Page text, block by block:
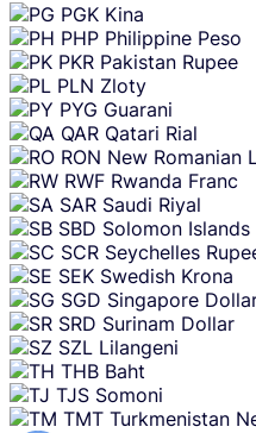
PGK Kina
PHP Philippine Peso
PKR Pakistan Rupee
PLN Zloty
PYG Guarani
QAR Qatari Rial
RON New Romanian
RWF Rwanda Franc
SAR Saudi Riyal
SBD Solomon
SCR Seychelles
SEK Swedish Krona
SGD Singapore
SRD Surinam Dollar
SZL Lilangeni
THB Baht
TJS Somoni
TMT Turkmenistan